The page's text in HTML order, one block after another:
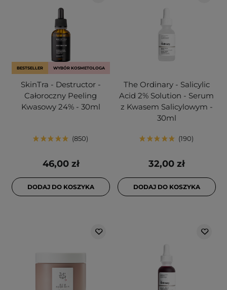
BESTSELLER WYBÓR KOSMETOLOGA
SkinTra - Destructor -
Całoroczny Peeling
Kwasowy 24% - 30ml
850
46,00 zł
DODAJ DO KOSZYKA
The Ordinary - Salicylic
Acid 2% Solution - Serum
z Kwasem Salicylowym -
30ml
190
32,00 zł
DODAJ DO KOSZYKA